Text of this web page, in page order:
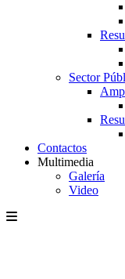
Sector
Contactos
Multimedia
Galería
Video